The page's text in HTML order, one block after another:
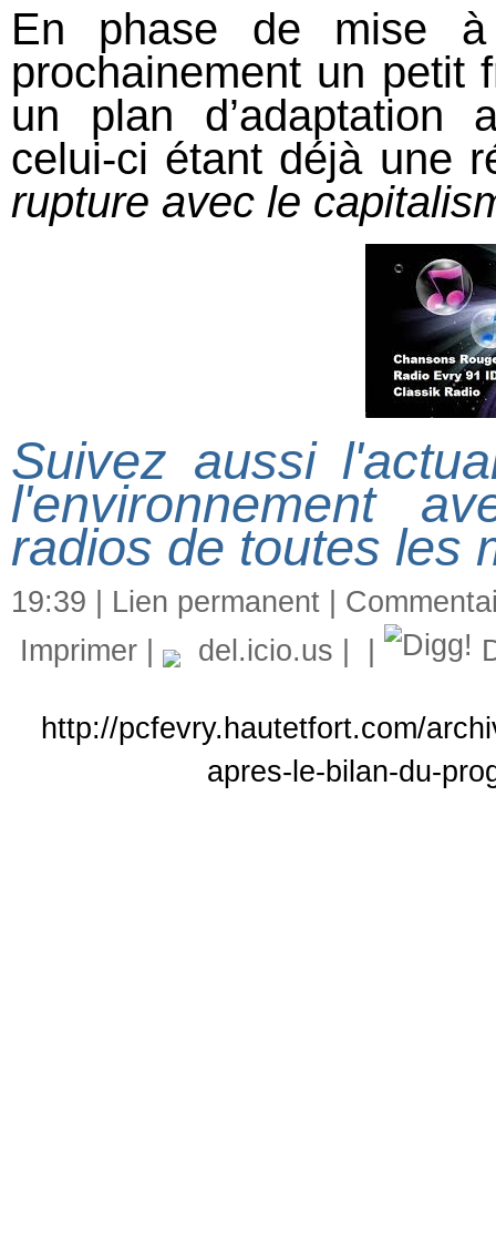
En phase de mise
prochainement un petit
un plan d’adaptation
celui-ci étant déjà une
rupture avec le
Suivez aussi
l'environnement
radios de toutes les
19:39 | Lien permanent
Imprimer
del.icio.us
http://pcfevry.hautetfort.com/
apres-le-bilan-du-